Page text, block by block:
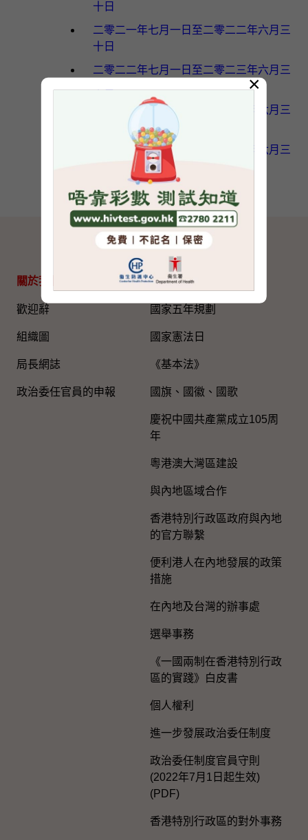
十日
二零二一年七月一日至二零二二年六月三
十日
二零二二年七月一日至二零二三年六月三
二零二三年七月一日至二零二四年六月三
二零二四年七月一日至二零二五年六月三
網站地圖
關於我們
歡迎辭
組織圖​
局長網誌
政治委任官員的申報
專題資料
國家五年規劃
國家憲法日
《基本法》
國旗、國徽、國歌
慶祝中國共產黨成立105周
年
粵港澳大灣區建設
與內地區域合作
香港特別行政區政府與內地
的官方聯繫
便利港人在內地發展的政策
措施
在內地及台灣的辦事處
選舉事務
《一國兩制在香港特別行政
區的實踐》白皮書
個人權利
進一步發展政治委任制度
政治委任制度官員守則
(2022年7月1日起生效)
(PDF)
香港特別行政區的對外事務
×